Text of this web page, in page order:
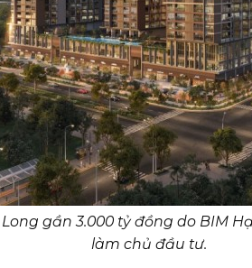
gần 3.000 tỷ đồng do BIM
làm chủ đầu tư.